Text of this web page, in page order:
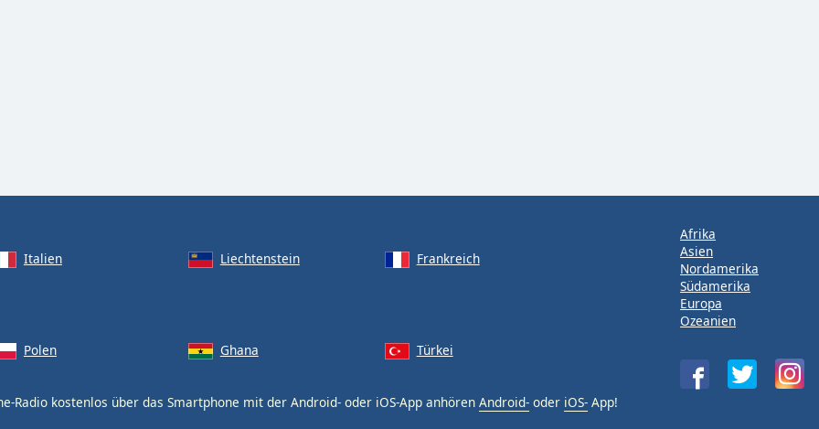
Italien Liechtenstein
Frankreich
Polen Ghana Türkei
Radio kostenlos über das Smartphone mit der Android- oder iOS-App anhören Android- oder iOS- App!
Afrika
Asien
Nordamerika
Südamerika
Europa
Ozeanien